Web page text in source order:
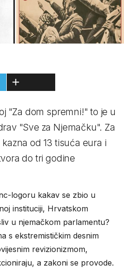
"Za dom spremni!" to je u
"Sve za Njemačku". Za
od 13 tisuća eura i
do tri godine
logoru kakav se zbio u
instituciji, Hrvatskom
u njemačkom parlamentu?
s ekstremističkim desnim
revizionizmom,
a zakoni se provode.